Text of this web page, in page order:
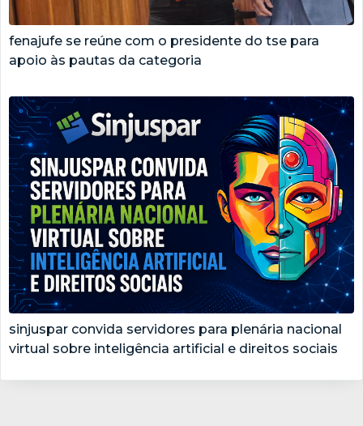
fenajufe se reúne com o presidente do tse para
apoio às pautas da categoria
sinjuspar convida servidores para plenária nacional
virtual sobre inteligência artificial e direitos sociais